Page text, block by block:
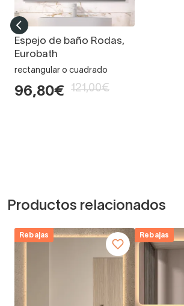
Espejo de baño Rodas,
Eurobath
rectangular o cuadrado
96,80€ 121,00€
Productos relacionados
Rebajas Rebajas